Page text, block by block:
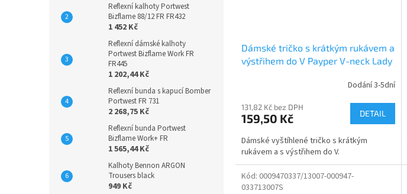
Reflexní kalhoty Portwest
Bizflame 88/12 FR FR432
1 452 Kč
Reflexní dámské kalhoty
Portwest Bizflame Work FR
FR445
1 202,44 Kč
Reflexní bunda s kapucí Bomber
Portwest FR 731
2 268,75 Kč
Reflexní bunda Portwest
Bizflame Work+ FR
1 565,44 Kč
Kalhoty Bennon ARGON
Trousers black
949 Kč
Dámské tričko s krátkým rukávem a
výstřihem do V Payper V-neck Lady
Dodání 3-5dní
131,82 Kč bez DPH
159,50 Kč DETAIL
Dámské vyštíhlené tričko s krátkým
rukávem a s výstřihem do V.
Kód: 0009470337/13007-000947-
033713007S